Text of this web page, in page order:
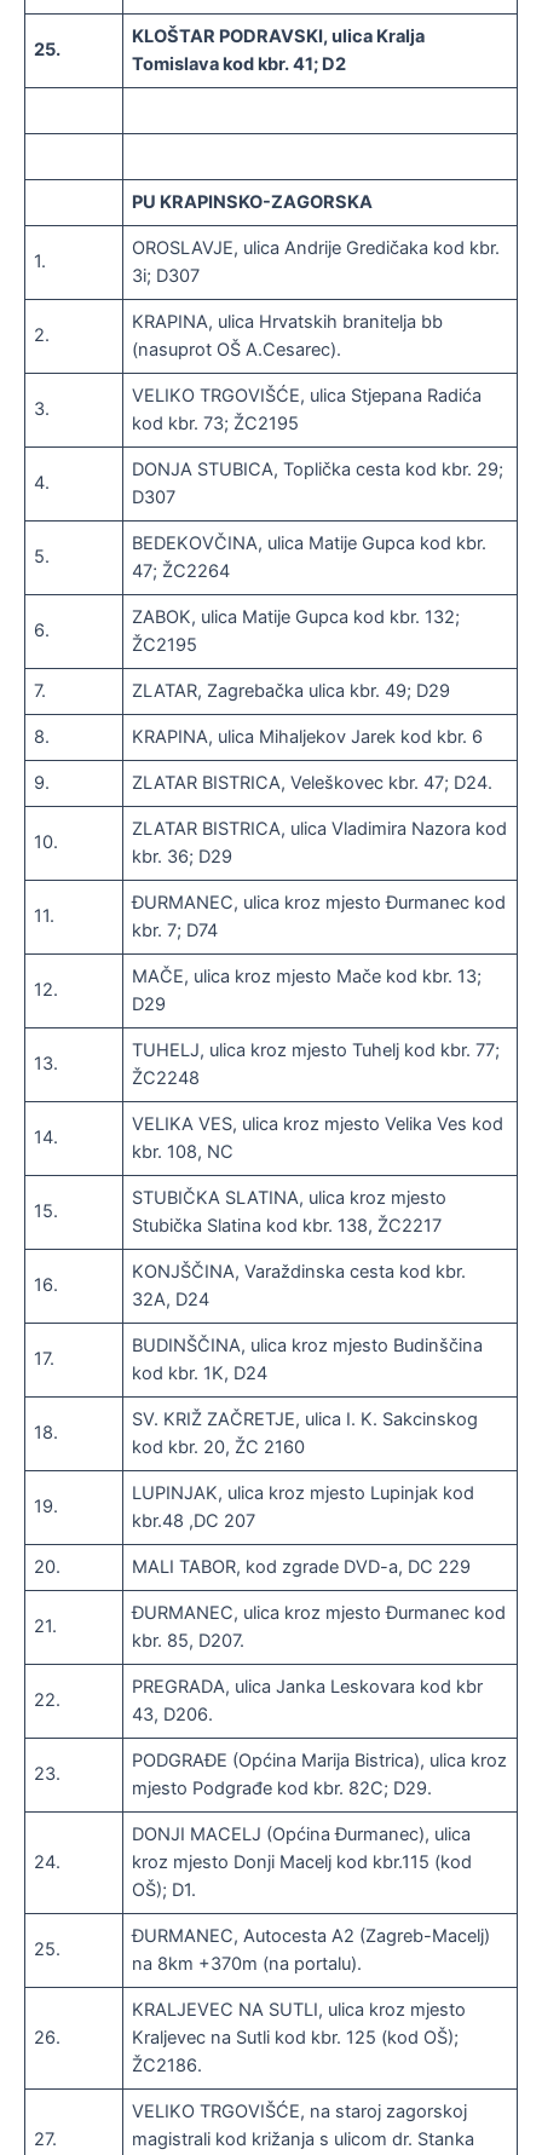
25.
KLOŠTAR PODRAVSKI, ulica Kralja
Tomislava kod kbr. 41; D2
PU KRAPINSKO-ZAGORSKA
1.
OROSLAVJE, ulica Andrije Gredičaka kod kbr.
3i; D307
2.
KRAPINA, ulica Hrvatskih branitelja bb
(nasuprot OŠ A.Cesarec).
3.
VELIKO TRGOVIŠĆE, ulica Stjepana Radića
kod kbr. 73; ŽC2195
4.
DONJA STUBICA, Toplička cesta kod kbr. 29;
D307
5.
BEDEKOVČINA, ulica Matije Gupca kod kbr.
47; ŽC2264
6.
ZABOK, ulica Matije Gupca kod kbr. 132;
ŽC2195
7. ZLATAR, Zagrebačka ulica kbr. 49; D29
8. KRAPINA, ulica Mihaljekov Jarek kod kbr. 6
9. ZLATAR BISTRICA, Veleškovec kbr. 47; D24.
10.
ZLATAR BISTRICA, ulica Vladimira Nazora kod
kbr. 36; D29
11.
ĐURMANEC, ulica kroz mjesto Đurmanec kod
kbr. 7; D74
12.
MAČE, ulica kroz mjesto Mače kod kbr. 13;
D29
13.
TUHELJ, ulica kroz mjesto Tuhelj kod kbr. 77;
ŽC2248
14.
VELIKA VES, ulica kroz mjesto Velika Ves kod
kbr. 108, NC
15.
STUBIČKA SLATINA, ulica kroz mjesto
Stubička Slatina kod kbr. 138, ŽC2217
16.
KONJŠČINA, Varaždinska cesta kod kbr.
32A, D24
17.
BUDINŠČINA, ulica kroz mjesto Budinščina
kod kbr. 1K, D24
18.
SV. KRIŽ ZAČRETJE, ulica I. K. Sakcinskog
kod kbr. 20, ŽC 2160
19.
LUPINJAK, ulica kroz mjesto Lupinjak kod
kbr.48 ,DC 207
20. MALI TABOR, kod zgrade DVD-a, DC 229
21.
ĐURMANEC, ulica kroz mjesto Đurmanec kod
kbr. 85, D207.
22.
PREGRADA, ulica Janka Leskovara kod kbr
43, D206.
23.
PODGRAĐE (Općina Marija Bistrica), ulica kroz
mjesto Podgrađe kod kbr. 82C; D29.
24.
DONJI MACELJ (Općina Đurmanec), ulica
kroz mjesto Donji Macelj kod kbr.115 (kod
OŠ); D1.
25.
ĐURMANEC, Autocesta A2 (Zagreb-Macelj)
na 8km +370m (na portalu).
26.
KRALJEVEC NA SUTLI, ulica kroz mjesto
Kraljevec na Sutli kod kbr. 125 (kod OŠ);
ŽC2186.
27.
VELIKO TRGOVIŠĆE, na staroj zagorskoj
magistrali kod križanja s ulicom dr. Stanka